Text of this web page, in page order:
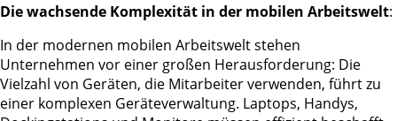
Die wachsende Komplexität in der mobilen Arbeitswelt:
In der modernen mobilen Arbeitswelt stehen
Unternehmen vor einer großen Herausforderung: Die
Vielzahl von Geräten, die Mitarbeiter verwenden, führt zu
einer komplexen Geräteverwaltung. Laptops, Handys,